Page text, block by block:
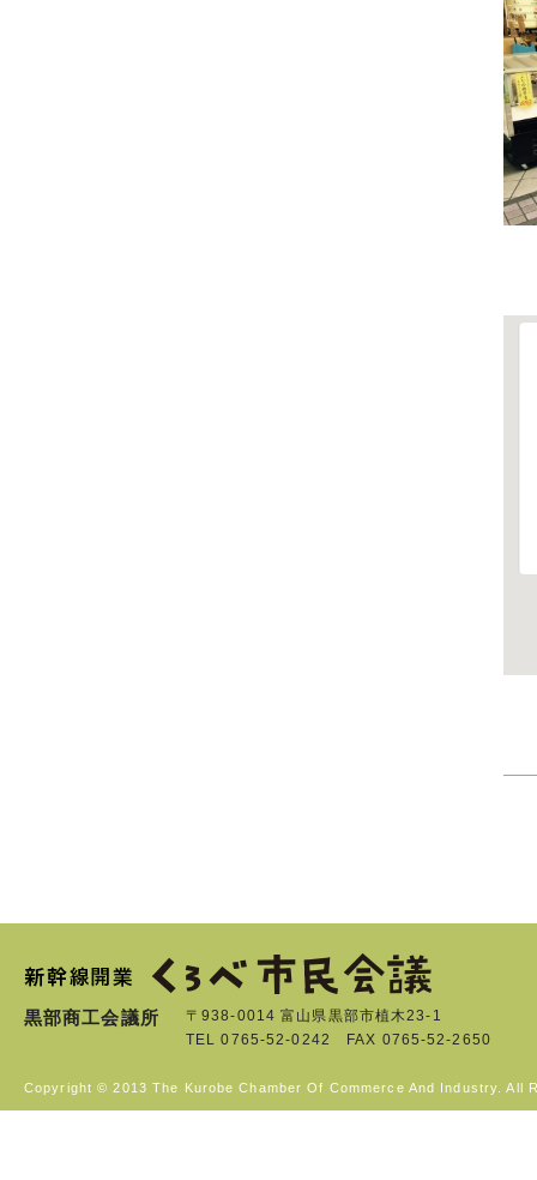
黒部商工会議所
〒938-0014 富山県黒部市植木23-1
TEL 0765-52-0242 FAX 0765-52-2650
Copyright © 2013 The Kurobe Chamber Of Commerce And Industry. All